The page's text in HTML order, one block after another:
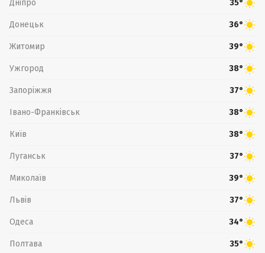
Дніпро 35°
Донецьк 36°
Житомир 39°
Ужгород 38°
Запоріжжя 37°
Івано-Франківськ 38°
Київ 38°
Луганськ 37°
Миколаїв 39°
Львів 37°
Одеса 34°
Полтава 35°